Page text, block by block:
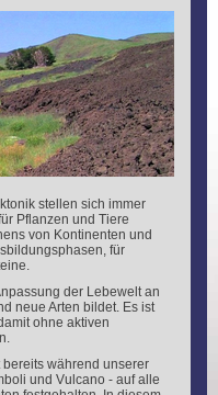
stellen sich immer
Pflanzen und Tiere
von Kontinenten und
für
der Lebewelt an
neue Arten bildet. Es ist
ohne aktiven
während unserer
und Vulcano - auf alle